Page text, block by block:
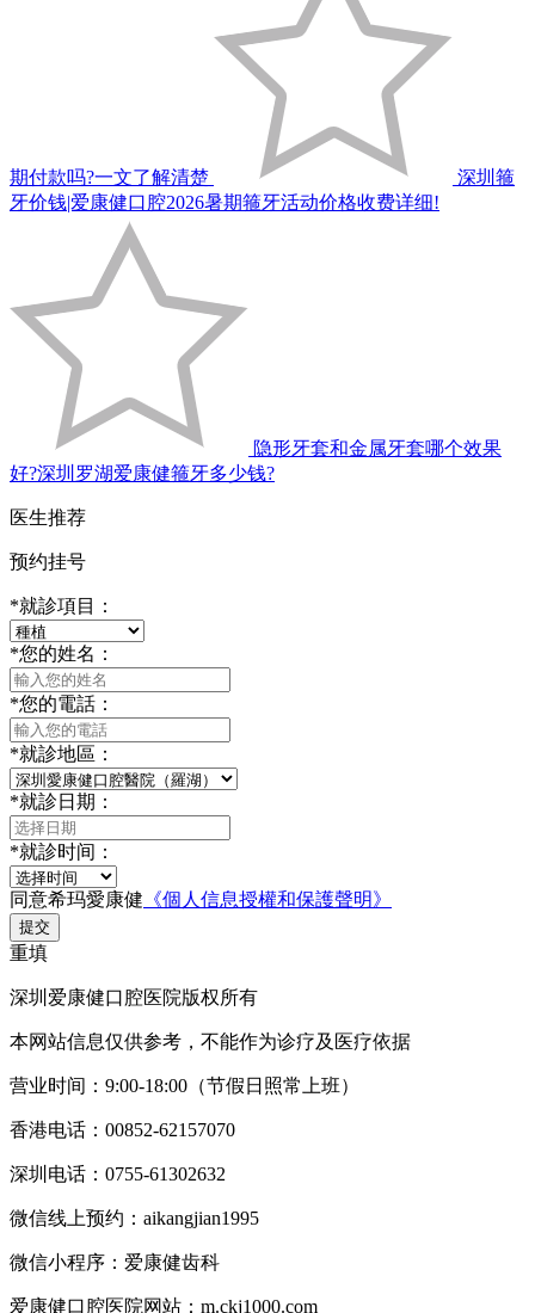
期付款吗?一文了解清楚
深圳箍
牙价钱|爱康健口腔2026暑期箍牙活动价格收费详细!
隐形牙套和金属牙套哪个效果
好?深圳罗湖爱康健箍牙多少钱?
医生推荐
预约挂号
*就診項目：
*您的姓名：
*您的電話：
*就診地區：
*就診日期：
*就診时间：
同意希玛愛康健 《個人信息授權和保護聲明》
提交
重填
深圳爱康健口腔医院版权所有
本网站信息仅供参考，不能作为诊疗及医疗依据
营业时间：9:00-18:00（节假日照常上班）
香港电话：00852-62157070
深圳电话：0755-61302632
微信线上预约：aikangjian1995
微信小程序：爱康健齿科
爱康健口腔医院网站：m.ckj1000.com